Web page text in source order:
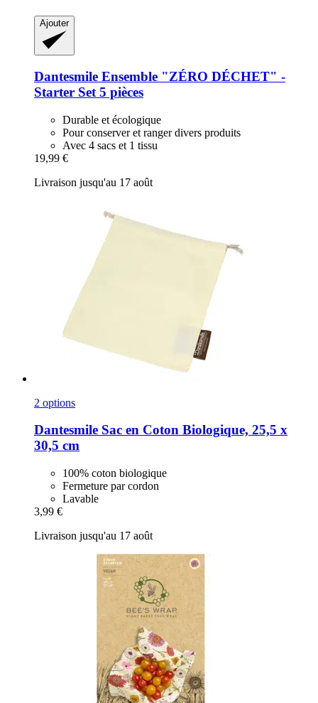
Ajouter
Dantesmile Ensemble "ZÉRO DÉCHET" -​
Starter Set 5 pièces
Durable et écologique
Pour conserver et ranger divers produits
Avec 4 sacs et 1 tissu
19,99 €
Livraison jusqu'au 17 août
2 options
Dantesmile Sac en Coton Biologique, 25,5 x
30,5 cm
100% coton biologique
Fermeture par cordon
Lavable
3,99 €
Livraison jusqu'au 17 août